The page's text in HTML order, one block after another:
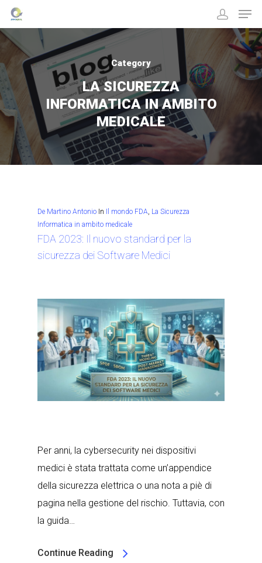
Hit enter to search or ESC to close
Category
LA SICUREZZA
INFORMATICA IN AMBITO
MEDICALE
De Martino Antonio In Il mondo FDA, La Sicurezza
Informatica in ambito medicale
FDA 2023: Il nuovo standard per la
sicurezza dei Software Medici
Per anni, la cybersecurity nei dispositivi
medici è stata trattata come un’appendice
della sicurezza elettrica o una nota a piè di
pagina nella gestione del rischio. Tuttavia, con
la guida…
Continue Reading